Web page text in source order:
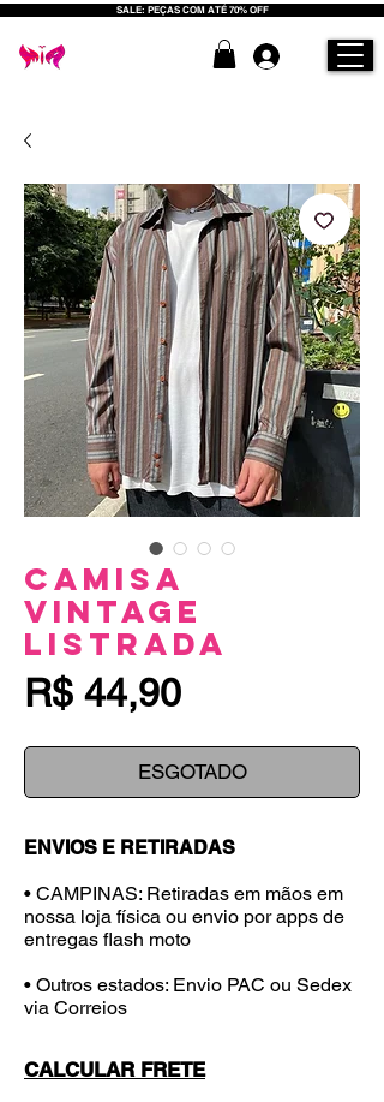
SALE: PEÇAS COM ATÉ 70% OFF
Camisa
Vintage
Listrada
R$ 44,90Preço
ESGOTADO
ENVIOS E RETIRADAS
• CAMPINAS: Retiradas em mãos em
nossa loja física ou envio por apps de
entregas flash moto
• Outros estados: Envio PAC ou Sedex
via Correios
CALCULAR FRETE